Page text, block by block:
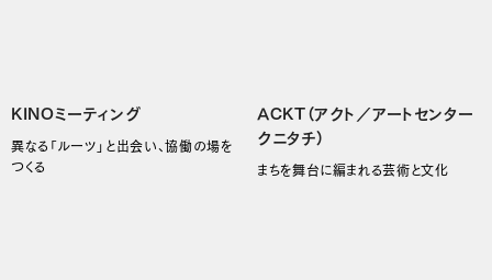
KINOミーティング
異なる「ルーツ」と出会い、協働の場を
つくる
ACKT（アクト／アートセンター
クニタチ）
まちを舞台に編まれる芸術と文化